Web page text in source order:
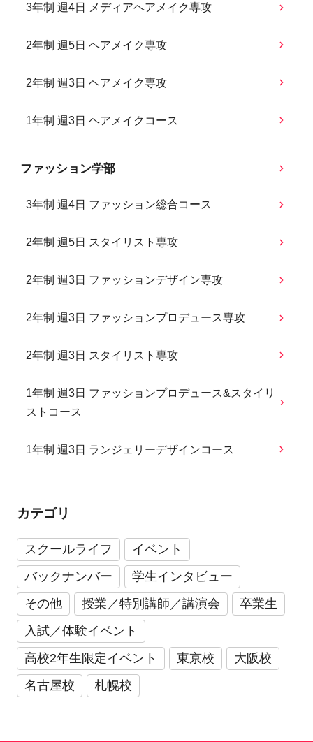
3年制 週4日 メディアヘアメイク専攻
2年制 週5日 ヘアメイク専攻
2年制 週3日 ヘアメイク専攻
1年制 週3日 ヘアメイクコース
ファッション学部
3年制 週4日 ファッション総合コース
2年制 週5日 スタイリスト専攻
2年制 週3日 ファッションデザイン専攻
2年制 週3日 ファッションプロデュース専攻
2年制 週3日 スタイリスト専攻
1年制 週3日 ファッションプロデュース&スタイリ
ストコース
1年制 週3日 ランジェリーデザインコース
カテゴリ
スクールライフ
イベント
バックナンバー
学生インタビュー
その他
授業／特別講師／講演会
卒業生
入試／体験イベント
高校2年生限定イベント
東京校
大阪校
名古屋校
札幌校